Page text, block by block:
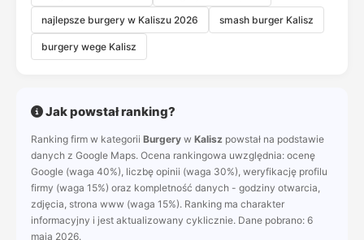
najlepsze burgery w Kaliszu 2026 smash burger Kalisz
burgery wege Kalisz
Jak powstał ranking?
Ranking firm w kategorii Burgery w Kalisz powstał na podstawie
danych z Google Maps. Ocena rankingowa uwzględnia: ocenę
Google (waga 40%), liczbę opinii (waga 30%), weryfikację profilu
firmy (waga 15%) oraz kompletność danych - godziny otwarcia,
zdjęcia, strona www (waga 15%). Ranking ma charakter
informacyjny i jest aktualizowany cyklicznie. Dane pobrano: 6
maja 2026.